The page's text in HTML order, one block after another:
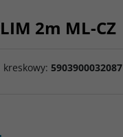
2m ML-CZ
kreskowy: 5903900032087